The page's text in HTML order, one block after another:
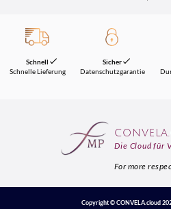
Schnell
Schnelle Lieferung
Sicher
Datenschutzgarantie
Die Cloud für
For more
Copyright © CONVELA.cloud